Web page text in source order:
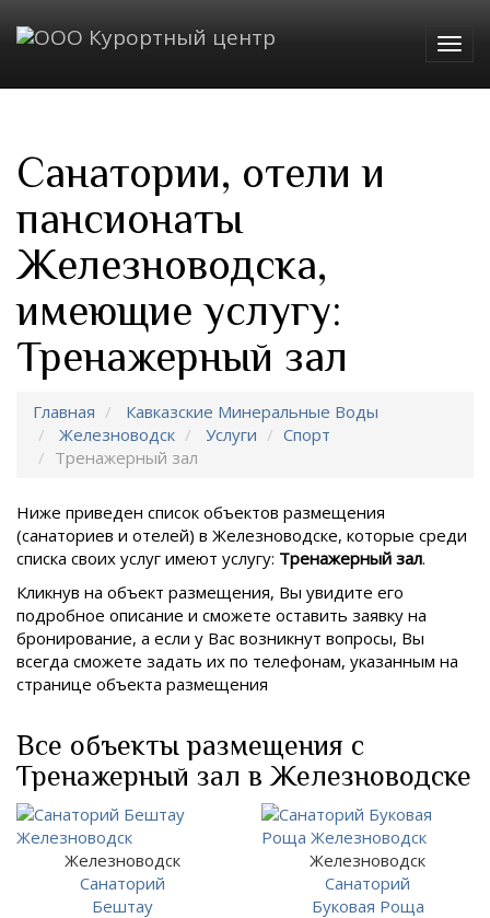
Санатории, отели и
пансионаты
Железноводска,
имеющие услугу:
Тренажерный зал
Главная
Кавказские Минеральные Воды
Железноводск
Услуги
Спорт
Тренажерный зал
Ниже приведен список объектов размещения
(санаториев и отелей) в Железноводске, которые среди
списка своих услуг имеют услугу: Тренажерный зал.
Кликнув на объект размещения, Вы увидите его
подробное описание и сможете оставить заявку на
бронирование, а если у Вас возникнут вопросы, Вы
всегда сможете задать их по телефонам, указанным на
странице объекта размещения
Все объекты размещения с
Тренажерный зал в Железноводске
Железноводск
Санаторий
Бештау
Железноводск
Санаторий
Буковая Роща